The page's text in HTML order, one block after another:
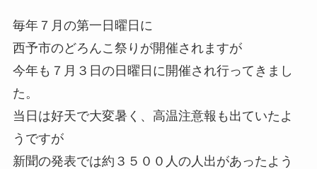
毎年７月の第一日曜日に
西予市のどろんこ祭りが開催されますが
今年も７月３日の日曜日に開催され行ってきまし
た。
当日は好天で大変暑く、高温注意報も出ていたよ
うですが
新聞の発表では約３５００人の人出があったよう